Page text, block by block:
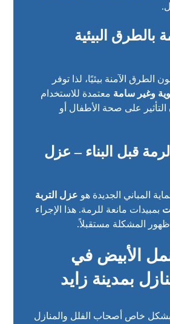
بالطرق البيئية
الطرق الآمنة بيئيًا، لذا توفر
وغير سامة معتمدة للاستخدام
على صحة الأطفال أو
قبل البناء – عزل
المباني الجديدة هو عزل التربة
بمبيدات مانعة للرمة. هذا الإجراء
المشكلة مستقبلاً.
الأبيض في
بمدينة زايد
خاص أصحاب الفلل والمنازل